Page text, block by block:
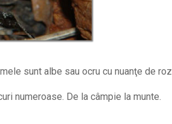
sunt albe sau ocru cu nuanţe de roz.
numeroase. De la câmpie la munte.